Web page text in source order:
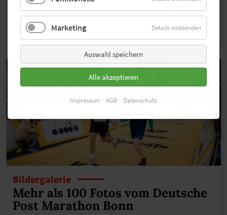
Vita und Geschichte hautnah – das hat unser Autor beim
PEAK LAKE GARDA 42 am größten italienischen See erlebt.
…MEHR
Bildergalerie
Mehr als 100 Fotos vom Deutsche
Post Marathon Bonn
Marketing Details einblenden
Auswahl speichern
Alle akzeptieren
Impressum AGB Datenschutz